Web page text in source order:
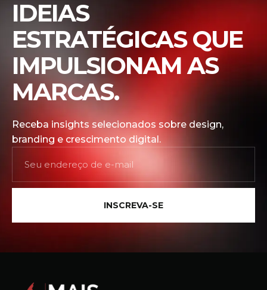
IDEIAS
ESTRATÉGICAS QUE
IMPULSIONAM AS
MARCAS.
Receba insights selecionados sobre design,
branding e crescimento digital.
INSCREVA-SE